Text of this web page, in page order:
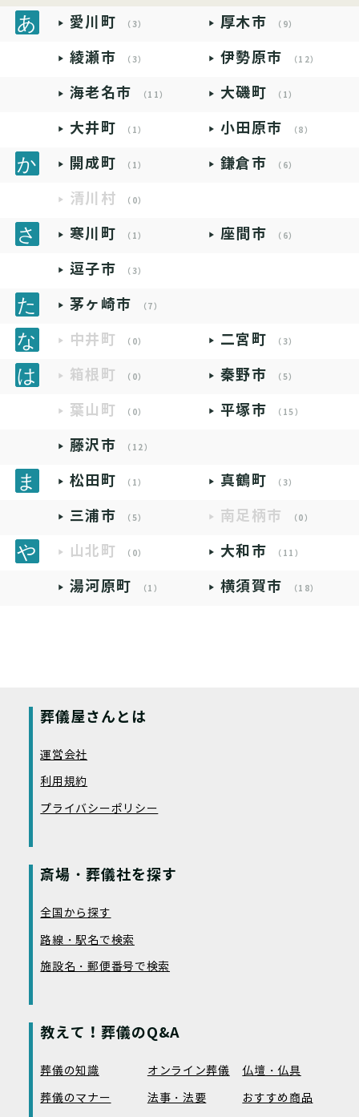
愛川町 （3） 厚木市 （9）
綾瀬市 （3） 伊勢原市 （12）
海老名市 （11） 大磯町 （1）
大井町 （1） 小田原市 （8）
開成町 （1） 鎌倉市 （6）
清川村 （0）
寒川町 （1） 座間市 （6）
逗子市 （3）
茅ヶ崎市 （7）
中井町 （0） 二宮町 （3）
箱根町 （0） 秦野市 （5）
葉山町 （0） 平塚市 （15）
藤沢市 （12）
松田町 （1） 真鶴町 （3）
三浦市 （5） 南足柄市 （0）
山北町 （0） 大和市 （11）
湯河原町 （1） 横須賀市 （18）
葬儀屋さんとは
運営会社
利用規約
プライバシーポリシー
斎場・葬儀社を探す
全国から探す
路線・駅名で検索
施設名・郵便番号で検索
教えて！葬儀のQ&A
葬儀の知識 オンライン葬儀
仏壇・仏具
葬儀のマナー
法事・法要
おすすめ商品